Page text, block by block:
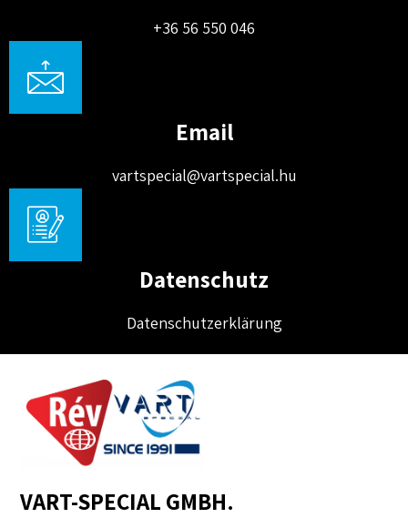
+36 56 550 046
Email
vartspecial@vartspecial.hu
Datenschutz
Datenschutzerklärung
VART-SPECIAL GMBH.